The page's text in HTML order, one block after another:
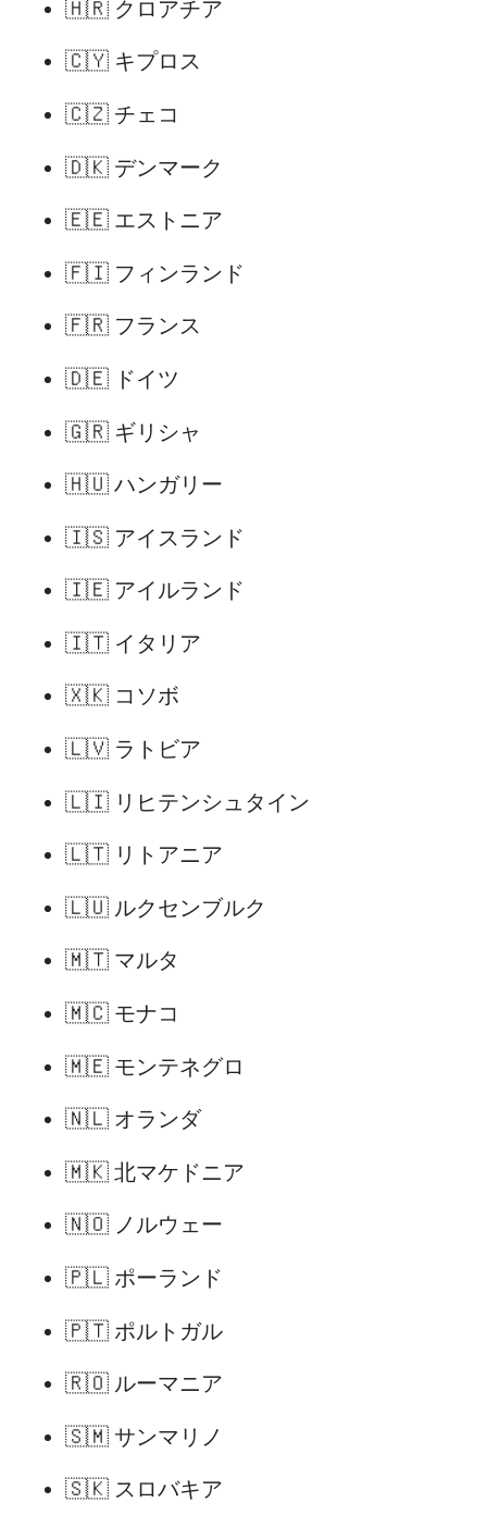
🇭🇷 クロアチア
🇨🇾 キプロス
🇨🇿 チェコ
🇩🇰 デンマーク
🇪🇪 エストニア
🇫🇮 フィンランド
🇫🇷 フランス
🇩🇪 ドイツ
🇬🇷 ギリシャ
🇭🇺 ハンガリー
🇮🇸 アイスランド
🇮🇪 アイルランド
🇮🇹 イタリア
🇽🇰 コソボ
🇱🇻 ラトビア
🇱🇮 リヒテンシュタイン
🇱🇹 リトアニア
🇱🇺 ルクセンブルク
🇲🇹 マルタ
🇲🇨 モナコ
🇲🇪 モンテネグロ
🇳🇱 オランダ
🇲🇰 北マケドニア
🇳🇴 ノルウェー
🇵🇱 ポーランド
🇵🇹 ポルトガル
🇷🇴 ルーマニア
🇸🇲 サンマリノ
🇸🇰 スロバキア